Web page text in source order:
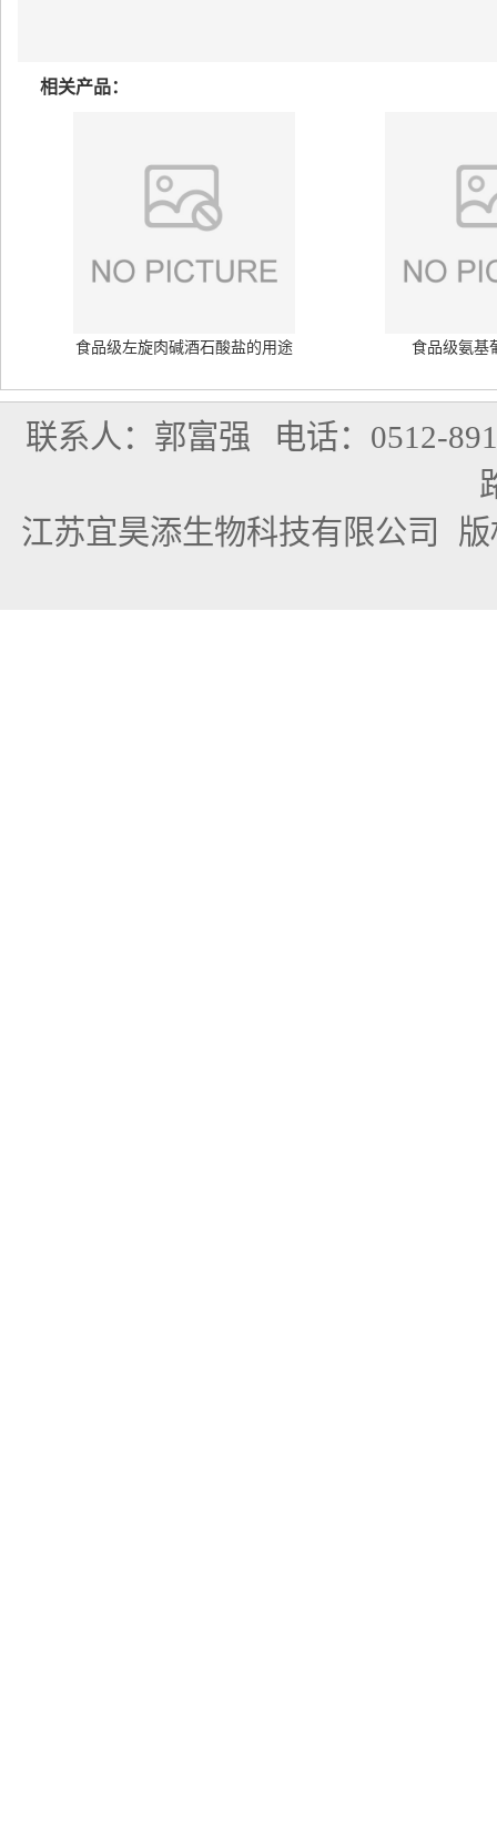
相关产品：
食品级左旋肉碱酒石酸盐的用途 食品级氨基
联系人：郭富强 电话：0512-
江苏宜昊添生物科技有限公司